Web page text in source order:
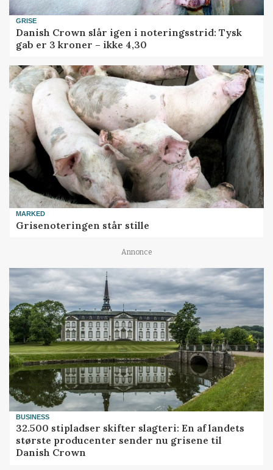
GRISE
Danish Crown slår igen i noteringsstrid: Tysk
gab er 3 kroner – ikke 4,30
MARKED
Grisenoteringen står stille
Annonce
BUSINESS
32.500 stipladser skifter slagteri: En af landets
største producenter sender nu grisene til
Danish Crown